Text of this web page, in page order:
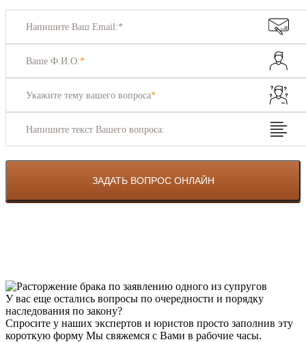
Напишите Ваш Email:*
Ваше Ф.И.О:*
Укажите тему вашего вопроса*
Напишите текст Вашего вопроса:
У вас еще остались вопросы по очередности и порядку
наследования по закону?
Спросите у наших экспертов и юристов просто заполнив эту
короткую форму Мы свяжемся с Вами в рабочие часы.